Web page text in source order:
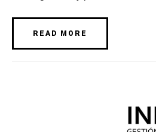
READ MORE